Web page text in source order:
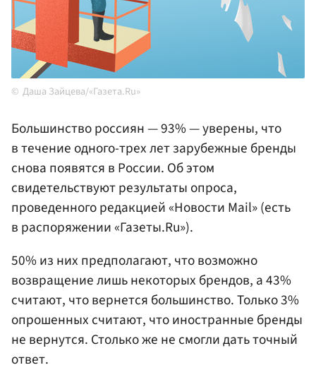
Даша Зайцева/«Газета.Ru»
Большинство россиян — 93% — уверены, что
в течение одного-трех лет зарубежные бренды
снова появятся в России. Об этом
свидетельствуют результаты опроса,
проведенного редакцией «Новости Mail» (есть
в распоряжении «Газеты.Ru»).
50% из них предполагают, что возможно
возвращение лишь некоторых брендов, а 43%
считают, что вернется большинство. Только 3%
опрошенных считают, что иностранные бренды
не вернутся. Столько же не смогли дать точный
ответ.